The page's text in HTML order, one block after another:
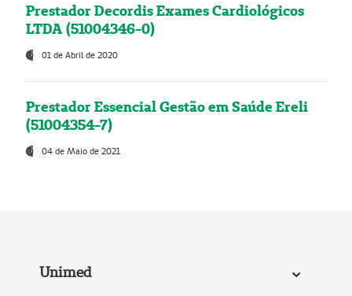
Prestador Decordis Exames Cardiológicos
LTDA (51004346-0)
01 de Abril de 2020
Prestador Essencial Gestão em Saúde Ereli
(51004354-7)
04 de Maio de 2021
Unimed